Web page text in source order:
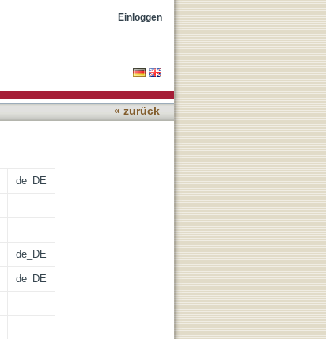
Einloggen
« zurück
de_DE
de_DE
de_DE